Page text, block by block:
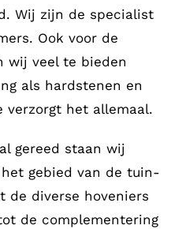
Wij zijn de specialist
Ook voor de
wij veel te bieden
als hardstenen en
verzorgt het allemaal.
gereed staan wij
gebied van de tuin-
de diverse hoveniers
de complementering